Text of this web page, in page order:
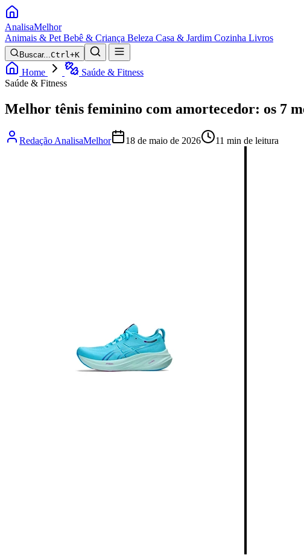
AnalisaMelhor
Animais & Pet Bebê & Criança Beleza Casa & Jardim Cozinha Livros
Buscar...Ctrl+K
Home
Saúde & Fitness
Saúde & Fitness
Melhor tênis feminino com amortecedor: os 7
Redação AnalisaMelhor 18 de maio de 2026 11 min de leitura